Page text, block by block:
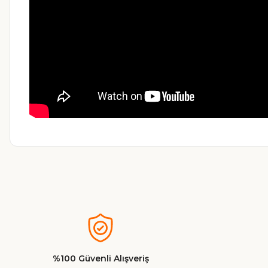
Ürün resmi kalitesiz, bozuk veya görüntülenemiyor.
Ürün bilgilerinde hatalar bulunuyor.
%100 Güvenli Alışveriş